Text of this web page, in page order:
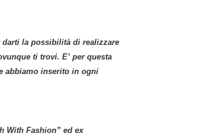
la possibilità di realizzare
ti trovi. E’ per questa
abbiamo inserito in ogni
With Fashion” ed ex